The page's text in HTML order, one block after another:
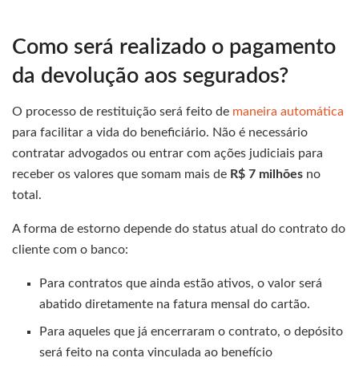
Como será realizado o pagamento
da devolução aos segurados?
O processo de restituição será feito de maneira automática
para facilitar a vida do beneficiário. Não é necessário
contratar advogados ou entrar com ações judiciais para
receber os valores que somam mais de R$ 7 milhões no
total.
A forma de estorno depende do status atual do contrato do
cliente com o banco:
Para contratos que ainda estão ativos, o valor será
abatido diretamente na fatura mensal do cartão.
Para aqueles que já encerraram o contrato, o depósito
será feito na conta vinculada ao benefício